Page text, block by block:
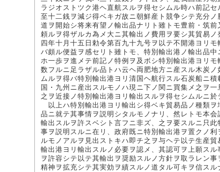
ラジオストツク港ヘ直航スルヲ得セシムル時ハ前記
至十二銭ヲ減ジ得ベキガ故ニ朝鮮産ト競争シテ充分
道ヲ開始シ将来有望ノ輸出品ナリト雖トモ豊前・筑
頼ルヲ得ザルカ為メ大ニ其輸出ノ費用ヲ要シ其貿易
四年十月十五日勅令第百九十九号ヲ以テ不開港ヨリ
バ頗ル便益ヲ感セリト雖トモ、特別輸出港ノ輸出品
ホ一歩ヲ進メテ前記ノ特例ヲ及ボシ特別輸出港ヨリ
数フルニ足ラザル品トハ云ヘ両肥地方ニ産スル木炭
ムルヲ得バ特別輸出港ヨリ清国ヘ航行スル石炭船ニ
国・九州ニ産出スルモノハ現ニ下ノ関ニ買集メ之ヲ
之ヲ近接ノ特別輸出港ヨリ輸出スルヲ得セシムルニ
以上ハ特別輸出港ヨリ輸出シ得ベキ貿易品ノ種類
品ニ就テ其事情ヲ説明シタルモノナリ、然レトモ本
輸出スルヲ許スベシト言フニ非ズ、之ヲ要スルニ只
事ヲ説明スルニ在リ、政府既ニ特別輸出港ヲ置クノ
ルモノアルヲ見出ストキハ即チ之ヲ与ヘテ以テ生産
輸出港ヨリ輸出スルノ必要ヲ認メ、其認可ヲ上願ス
ヲ許容シテ以テ其輸出ヲ奨励スルノ方針ヲ取ラレン
精神ヲ拡充シテ其実効ヲ績スルノ道タル可キヲ信スル